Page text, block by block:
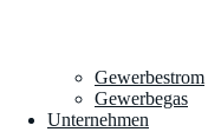
Gewerbestrom
Gewerbegas
Unternehmen